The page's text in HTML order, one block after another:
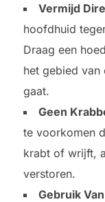
Vermijd
hoofdhuid
Draag een
het gebied van
gaat.
Geen
te voorkomen
krabt of wrijft,
verstoren.
Gebruik